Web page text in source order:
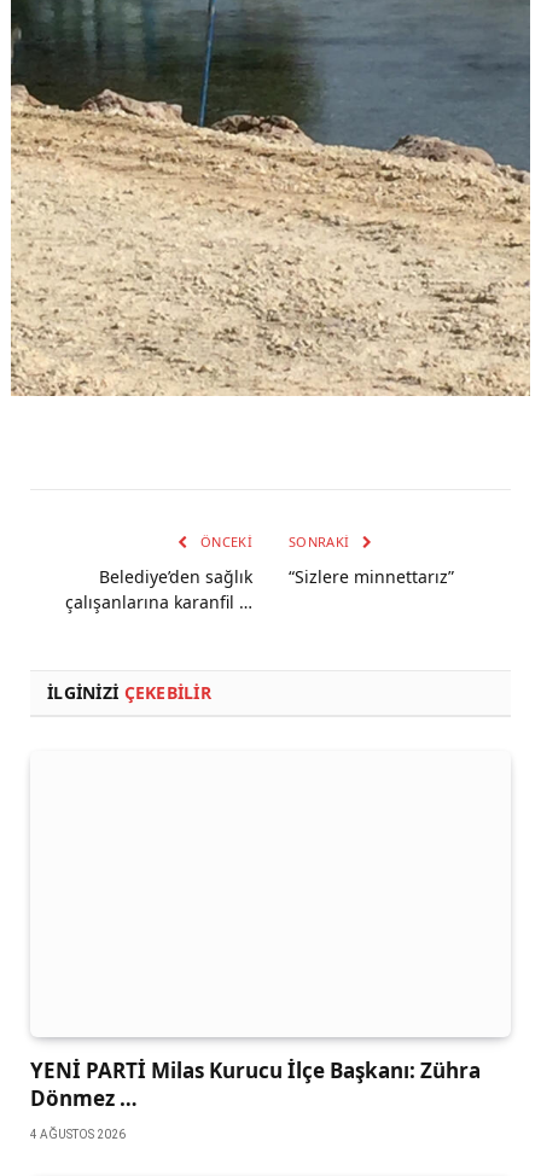
ÖNCEKI
Belediye’den sağlık
çalışanlarına karanfil …
SONRAKI
“Sizlere minnettarız”
İLGINIZI ÇEKEBILIR
YENİ PARTİ Milas Kurucu İlçe Başkanı: Zühra
Dönmez …
4 AĞUSTOS 2026